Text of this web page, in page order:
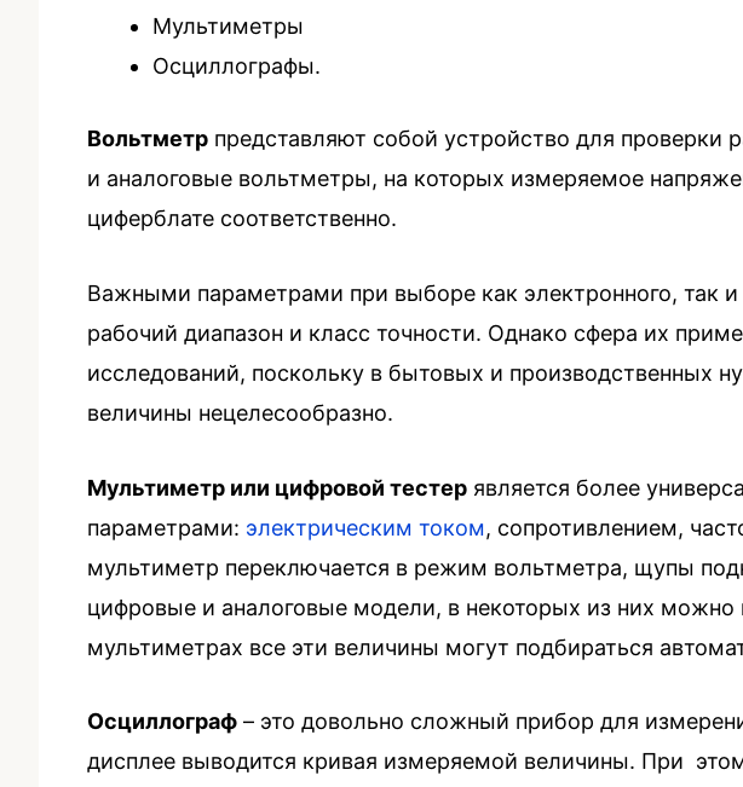
Мультиметры
Осциллографы.
Вольтметр представляют собой устройство для проверки
и аналоговые вольтметры, на которых измеряемое
циферблате соответственно.
Важными параметрами при выборе как электронного, так
рабочий диапазон и класс точности. Однако сфера их
исследований, поскольку в бытовых и производственных
величины нецелесообразно.
Мультиметр или цифровой тестер является более
параметрами: электрическим током, сопротивлением,
мультиметр переключается в режим вольтметра, щупы
цифровые и аналоговые модели, в некоторых из них
мультиметрах все эти величины могут подбираться
Осциллограф – это довольно сложный прибор для
дисплее выводится кривая измеряемой величины. При